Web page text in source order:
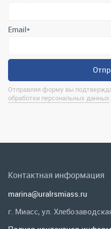
Контактная информация
marina@uralrsmiass.ru
Заказать звонок